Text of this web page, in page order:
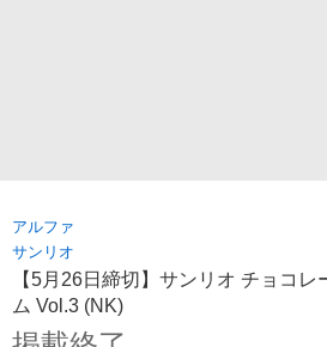
アルファ
サンリオ
【5月26日締切】サンリオ チョコ
ム Vol.3 (NK)